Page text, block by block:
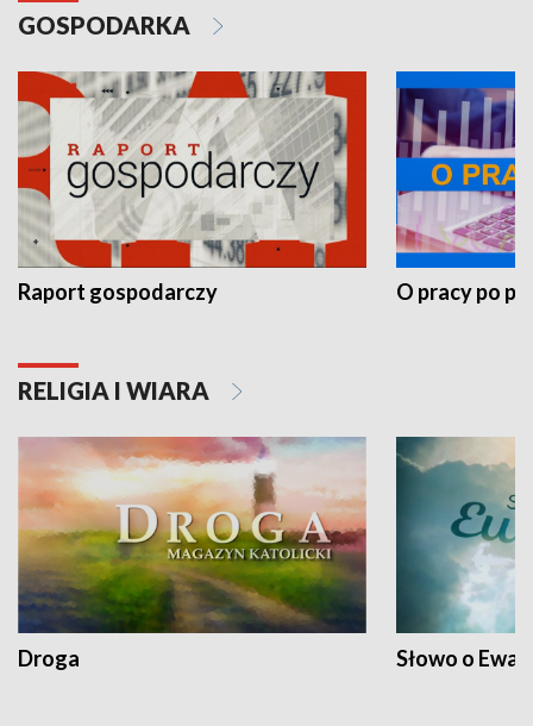
GOSPODARKA
Raport gospodarczy O pracy po
RELIGIA I WIARA
Droga Słowo o